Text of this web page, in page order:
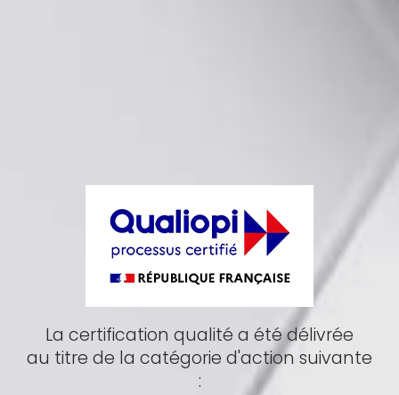
La certification qualité a été délivrée
au titre de la catégorie d'action suivante
: